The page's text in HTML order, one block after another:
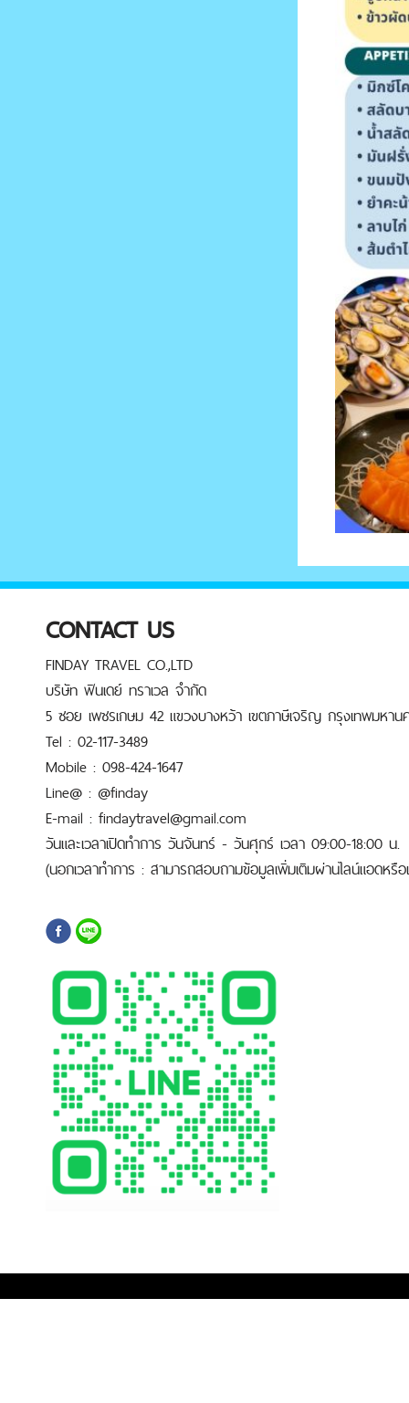
CONTACT US
FINDAY TRAVEL CO.,LTD
บริษัท ฟินเดย์ ทราเวล จำกัด
5 ซอย เพชรเกษม 42 แขวงบางหว้า เขตภาษีเจริญ กรุงเทพมหาน
Tel : 02-117-3489
Mobile : 098-424-1647
Line@ : @finday
E-mail : findaytravel@gmail.com
วันและเวลาเปิดทำการ วันจันทร์ - วันศุกร์ เวลา 09:00-18:00 น.
(นอกเวลาทำการ : สามารถสอบถามข้อมูลเพิ่มเติมผ่านไลน์แอดหรือ